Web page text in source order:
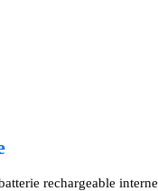
rechargeable interne